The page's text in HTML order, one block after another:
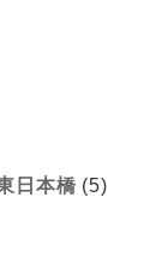
日本橋 (5)